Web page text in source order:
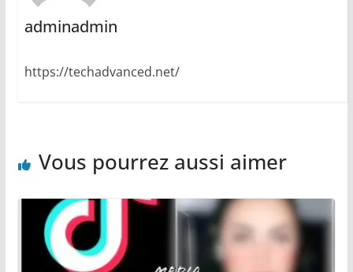
adminadmin
https://techadvanced.net/
Vous pourrez aussi aimer